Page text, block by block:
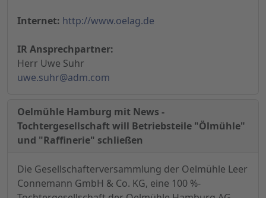
Internet: http://www.oelag.de
IR Ansprechpartner:
Herr Uwe Suhr
uwe.suhr@adm.com
Oelmühle Hamburg mit News -
Tochtergesellschaft will Betriebsteile "Ölmühle"
und "Raffinerie" schließen
Die Gesellschafterversammlung der Oelmühle Leer
Connemann GmbH & Co. KG, eine 100 %-